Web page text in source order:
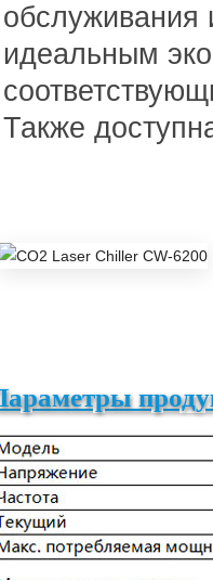
обслуживания
идеальным
Также